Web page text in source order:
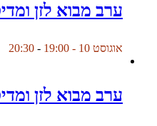
ערב מבוא לזן
אוגוסט 10 - 19:00 -
20:30
ערב מבוא לזן